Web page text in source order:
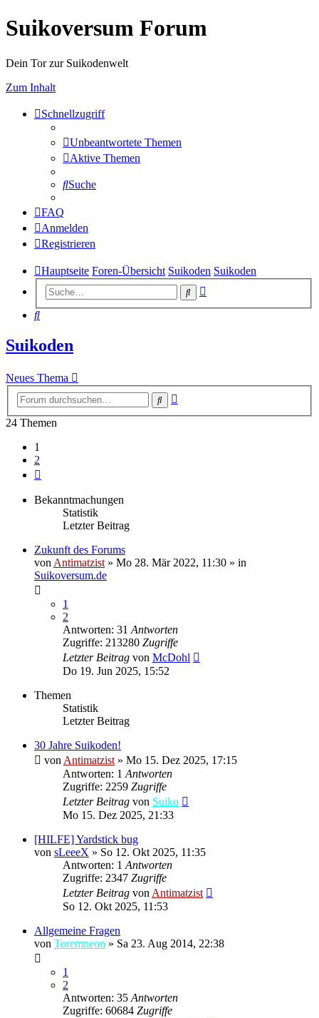
Suikoversum Forum
Dein Tor zur Suikodenwelt
Zum Inhalt
Schnellzugriff
Unbeantwortete Themen
Aktive Themen
Suche
FAQ
Anmelden
Registrieren
Hauptseite Foren-Übersicht Suikoden Suikoden
Suche
Suche
Suikoden
Neues Thema
Suche
24 Themen
1
2
Bekanntmachungen
Statistik
Letzter Beitrag
Zukunft des Forums
von Antimatzist » Mo 28. Mär 2022, 11:30 » in
Suikoversum.de
1
2
Antworten: 31 Antworten
Zugriffe: 213280 Zugriffe
Letzter Beitrag von McDohl
Do 19. Jun 2025, 15:52
Themen
Statistik
Letzter Beitrag
30 Jahre Suikoden!
von Antimatzist » Mo 15. Dez 2025, 17:15
Antworten: 1 Antworten
Zugriffe: 2259 Zugriffe
Letzter Beitrag von Suiko
Mo 15. Dez 2025, 21:33
[HILFE] Yardstick bug
von sLeeeX » So 12. Okt 2025, 11:35
Antworten: 1 Antworten
Zugriffe: 2347 Zugriffe
Letzter Beitrag von Antimatzist
So 12. Okt 2025, 11:53
Allgemeine Fragen
von Toremneon » Sa 23. Aug 2014, 22:38
1
2
Antworten: 35 Antworten
Zugriffe: 60684 Zugriffe